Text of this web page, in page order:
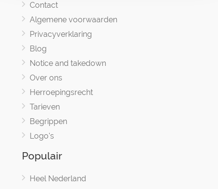
Contact
Algemene voorwaarden
Privacyverklaring
Blog
Notice and takedown
Over ons
Herroepingsrecht
Tarieven
Begrippen
Logo's
Populair
Heel Nederland